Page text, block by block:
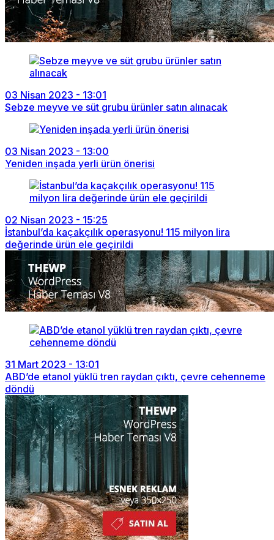
03 Nisan 2023 - 13:01
Sebze meyve ve süt grubu ürünler satın alınacak
03 Nisan 2023 - 13:00
Yeniden inşada yerli ürün önerisi
02 Nisan 2023 - 15:25
İstanbul’da kaçakçılık operasyonu! 115 milyon lira
değerinde ürün ele geçirildi
31 Mart 2023 - 13:01
ABD’de etanol yüklü tren raydan çıktı, çevre cehenneme
döndü